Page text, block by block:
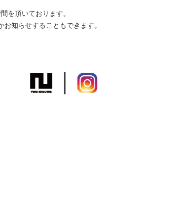
を頂いております。
知らせすることもできます。